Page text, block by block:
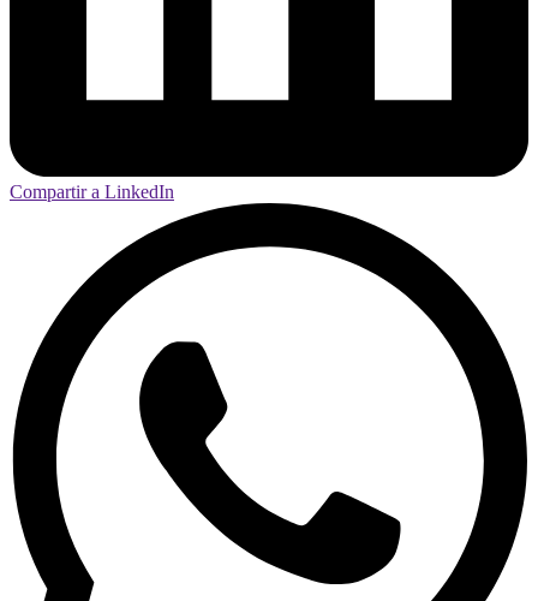
Compartir a LinkedIn